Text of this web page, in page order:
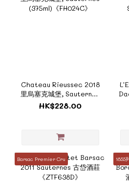
Chateau Rieussec 2018
里烏塞克城堡, Sauternes
(375ml)《FH024C》
HK$228.00
Barsac Premier Cru 1855